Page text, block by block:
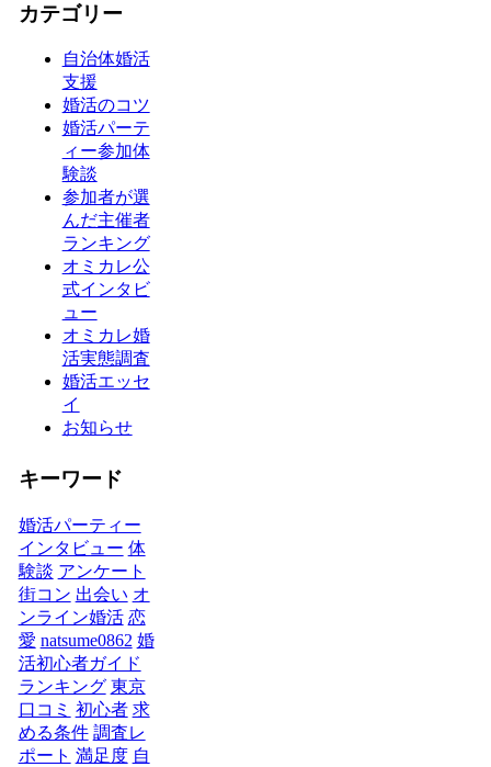
カテゴリー
自治体婚活
支援
婚活のコツ
婚活パーテ
ィー参加体
験談
参加者が選
んだ主催者
ランキング
オミカレ公
式インタビ
ュー
オミカレ婚
活実態調査
婚活エッセ
イ
お知らせ
キーワード
婚活パーティー
インタビュー 体
験談 アンケート
街コン 出会い オ
ンライン婚活 恋
愛 natsume0862 婚
活初心者ガイド
ランキング 東京
口コミ 初心者 求
める条件 調査レ
ポート 満足度 自